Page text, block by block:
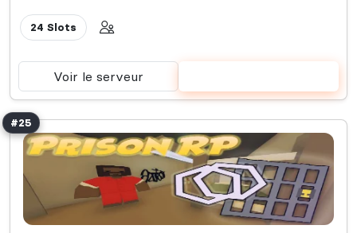
24 Slots
Voir le serveur
#25